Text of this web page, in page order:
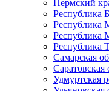
Пермский
Республика
Республика
Республика
Республика
Самарская
Саратовская
Удмуртская